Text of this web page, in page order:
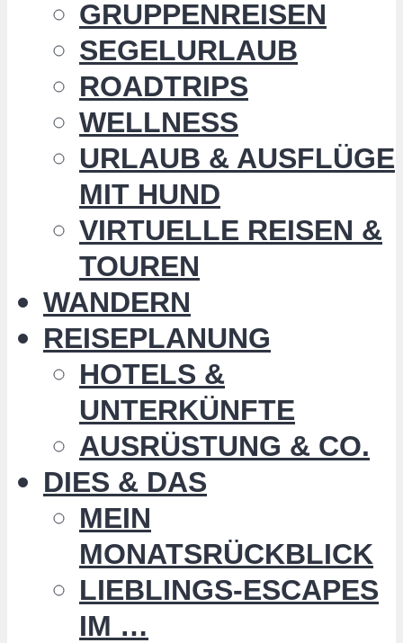
GRUPPENREISEN
SEGELURLAUB
ROADTRIPS
WELLNESS
URLAUB & AUSFLÜGE
MIT HUND
VIRTUELLE REISEN &
TOUREN
WANDERN
REISEPLANUNG
HOTELS &
UNTERKÜNFTE
AUSRÜSTUNG & CO.
DIES & DAS
MEIN
MONATSRÜCKBLICK
LIEBLINGS-ESCAPES
IM …